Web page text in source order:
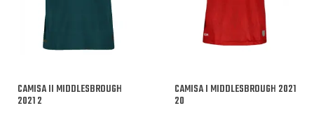
CAMISA II MIDDLESBROUGH
2021 2
CAMISA I MIDDLESBROUGH 2021
20